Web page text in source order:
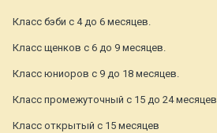
Класс бэби с 4 до 6 месяцев.
Класс щенков с 6 до 9 месяцев.
Класс юниоров с 9 до 18 месяцев.
Класс промежуточный с 15 до 24 месяцев
Класс открытый c 15 месяцев